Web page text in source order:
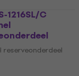
1216SL/C
reserveonderdeel